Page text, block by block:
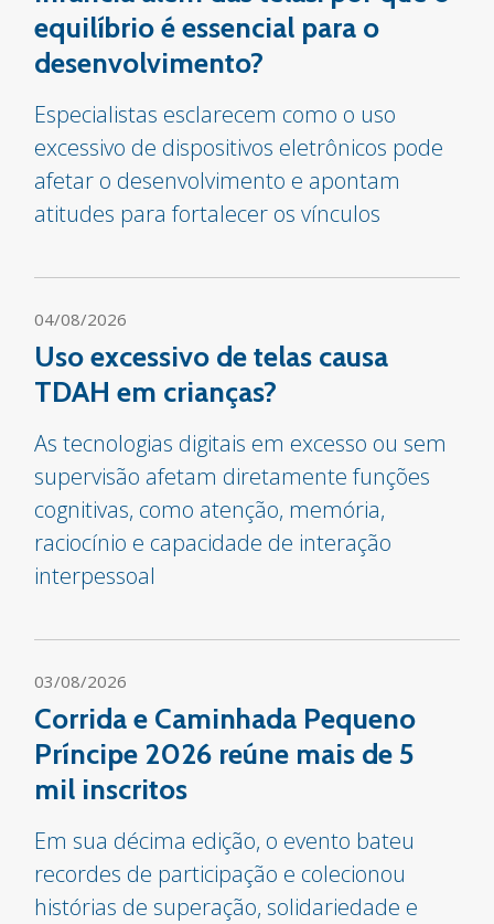
equilíbrio é essencial para o
desenvolvimento?
Especialistas esclarecem como o uso
excessivo de dispositivos eletrônicos pode
afetar o desenvolvimento e apontam
atitudes para fortalecer os vínculos
04/08/2026
Uso excessivo de telas causa
TDAH em crianças?
As tecnologias digitais em excesso ou sem
supervisão afetam diretamente funções
cognitivas, como atenção, memória,
raciocínio e capacidade de interação
interpessoal
03/08/2026
Corrida e Caminhada Pequeno
Príncipe 2026 reúne mais de 5
mil inscritos
Em sua décima edição, o evento bateu
recordes de participação e colecionou
histórias de superação, solidariedade e